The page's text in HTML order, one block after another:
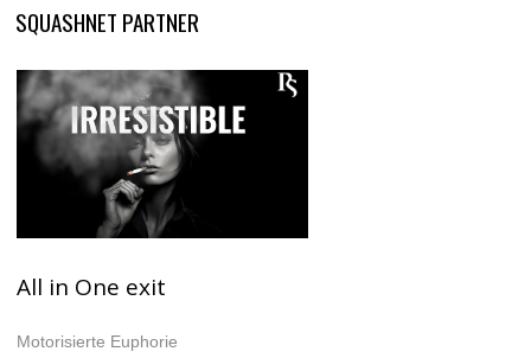
SQUASHNET PARTNER
All in One exit
Motorisierte Euphorie